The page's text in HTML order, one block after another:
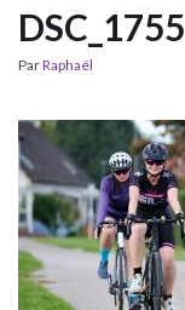
DSC_1755
ParRaphaël